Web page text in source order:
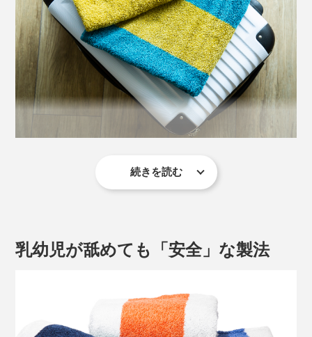
こだわりの素材は、オーガニックコットンと再生竹繊維
（バンブーレーヨン）の合せ織り。
フェイスタオル（ゴールド） 、右 バスタオル（カリビアン×ゴール
ーガニックコットン部分は淡い――この色の濃淡が、ま
るで筆で描いた絵画のような奥行き感を表現しているの
続きを読む
乳幼児が舐めても「安全」な製法